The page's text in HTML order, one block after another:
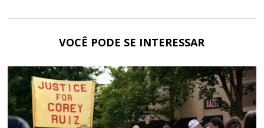
VOCÊ PODE SE INTERESSAR